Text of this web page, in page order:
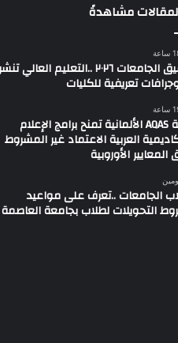
مشاهدةً
تنسيق الجامعات ٢٠٢٦ ..التعليم العالي
تعريفية للكليات
هيئة AQAS الألمانية تمنح برامج الإعلام
العربية الاعتماد غير المشروط
الأوروبية
الجامعات ..تعرف على مواعيد
التحويلات لطلاب بجامعة العاصمة